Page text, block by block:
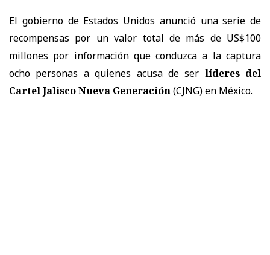
El gobierno de Estados Unidos anunció una serie de
recompensas por un valor total de más de US$100
millones por información que conduzca a la captura
ocho personas a quienes acusa de ser líderes del
Cartel Jalisco Nueva Generación(CJNG) en México.